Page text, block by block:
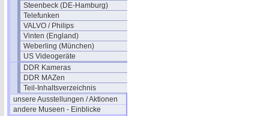
Steenbeck (DE-Hamburg)
Telefunken
VALVO / Philips
Vinten (England)
Weberling (München)
US Videogeräte
DDR Kameras
DDR MAZen
Teil-Inhaltsverzeichnis
unsere Ausstellungen / Aktionen
andere Museen - Einblicke